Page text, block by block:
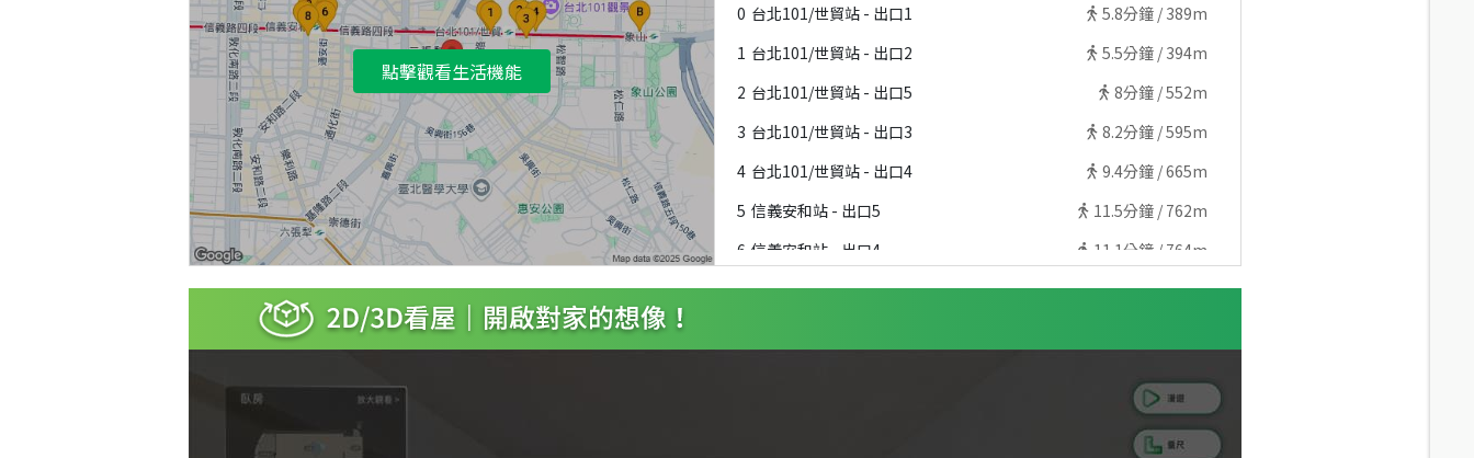
點擊觀看生活機能
0 台北101/世貿站 - 出口1 5.8分鐘 / 389m
1 台北101/世貿站 - 出口2 5.5分鐘 / 394m
2 台北101/世貿站 - 出口5 8分鐘 /552m
3 台北101/世貿站 - 出口3 8.2分鐘 /595m
4 台北101/世貿站 - 出口4 9.4分鐘 /665m
5 信義安和站 - 出口5 11.5分鐘 / 762m
6 信義安和站 - 出口4 11.1分鐘 / 764m
7 信義安和站 - 出口3 11.1分鐘 /764m
分鐘 /848m
分鐘 /1191m